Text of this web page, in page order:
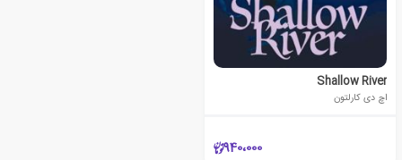
Shallow River
اچ دی کارلتون
940،000